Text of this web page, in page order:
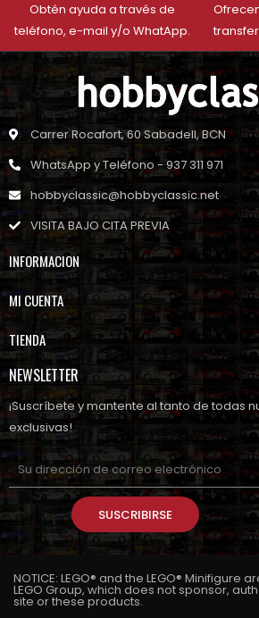
Obtén ayuda a través de
teléfono, e-mail y/o WhatApp.
Carrer Rocafort, 60 Sabadell, BCN
WhatsApp y Teléfono - 937 311 971
hobbyclassic@hobbyclassic.net
VISITA BAJO CITA PREVIA
INFORMACION
MI CUENTA
TIENDA
NEWSLETTER
¡Suscríbete y mantente al tanto de todas
exclusivas!
SUSCRIBIRSE
NOTICE: LEGO® and the LEGO® Minifigure
LEGO Group, which does not sponsor,
site or these products.